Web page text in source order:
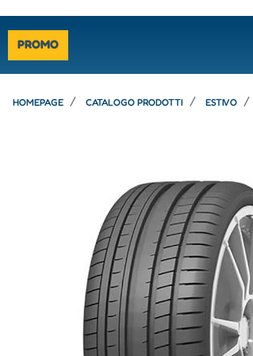
PROMO
HOMEPAGE CATALOGO PRODOTTI ESTIVO